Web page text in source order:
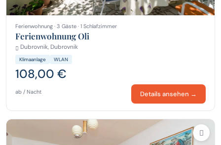
Ferienwohnung · 3 Gäste · 1 Schlafzimmer
Ferienwohnung Oli
Dubrovnik, Dubrovnik
Klimaanlage WLAN
108,00 €
ab / Nacht Details ansehen →